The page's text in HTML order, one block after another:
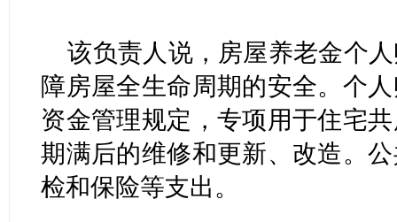
该负责人说，房屋养老金个
障房屋全生命周期的安全。个
资金管理规定，专项用于住宅
期满后的维修和更新、改造。
检和保险等支出。